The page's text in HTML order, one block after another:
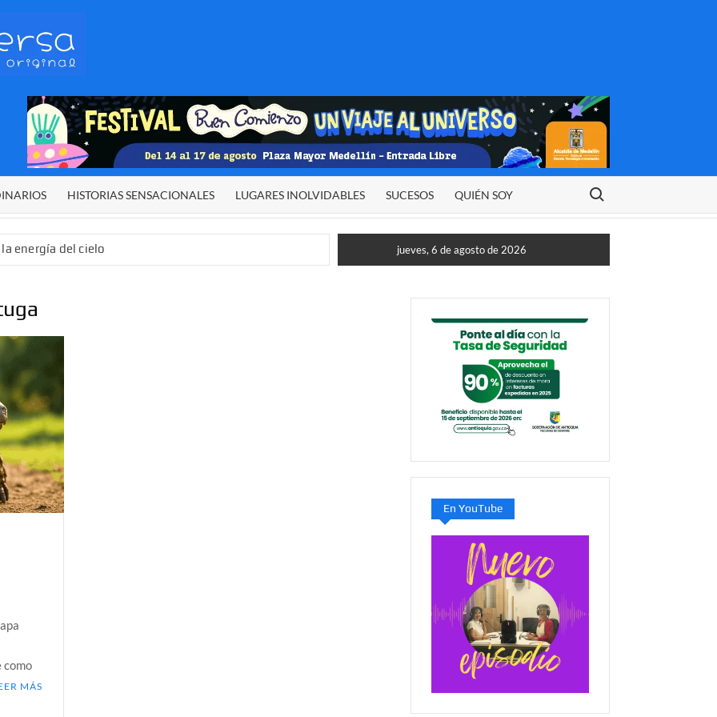
original
HISTORIAS SENSACIONALES LUGARES INOLVIDABLES SUCESOS QUIÉN SOY
Buscar:
energía del cielo
alcanzar
polarizada
o mundos?
generan las redes sociales
avanza
sexualidad sagrada?
jueves, 6 de agosto de 2026
como
MÁS
En YouTube